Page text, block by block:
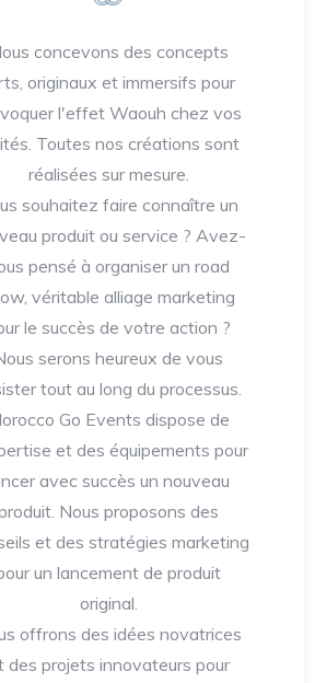
concevons des concepts
originaux et immersifs pour
l'effet Waouh chez vos
Toutes nos créations sont
réalisées sur mesure.
souhaitez faire connaître un
produit ou service ? Avez-
pensé à organiser un road
véritable alliage marketing
le succès de votre action ?
serons heureux de vous
tout au long du processus.
Go Events dispose de
et des équipements pour
avec succès un nouveau
Nous proposons des
et des stratégies marketing
un lancement de produit
original.
offrons des idées novatrices
des projets innovateurs pour